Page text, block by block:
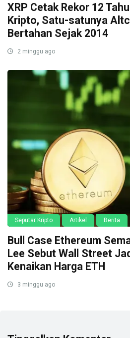
XRP Cetak Rekor 12
Kripto, Satu-satunya
Bertahan Sejak 2014
2 minggu ago
Seputar Kripto Artikel Berita
Bull Case Ethereum
Lee Sebut Wall Street
Kenaikan Harga ETH
3 minggu ago